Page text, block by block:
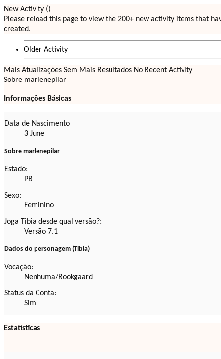
New Activity ()
Please reload this page to view the 200+ new activity items that
created.
Older Activity
Mais Atualizações Sem Mais Resultados No Recent Activity
Sobre marlenepilar
Informações Básicas
Data de Nascimento
3 June
Sobre marlenepilar
Estado:
PB
Sexo:
Feminino
Joga Tibia desde qual versão?:
Versão 7.1
Dados do personagem (Tibia)
Vocação:
Nenhuma/Rookgaard
Status da Conta:
Sim
Estatísticas